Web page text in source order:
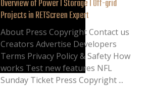
Overview of Power l Storage l Off-grid
Projects in RETScreen Expert
About Press Copyright Contact us
Creators Advertise Developers
Terms Privacy Policy & Safety How
works Test new features NFL
Sunday Ticket Press Copyright ...